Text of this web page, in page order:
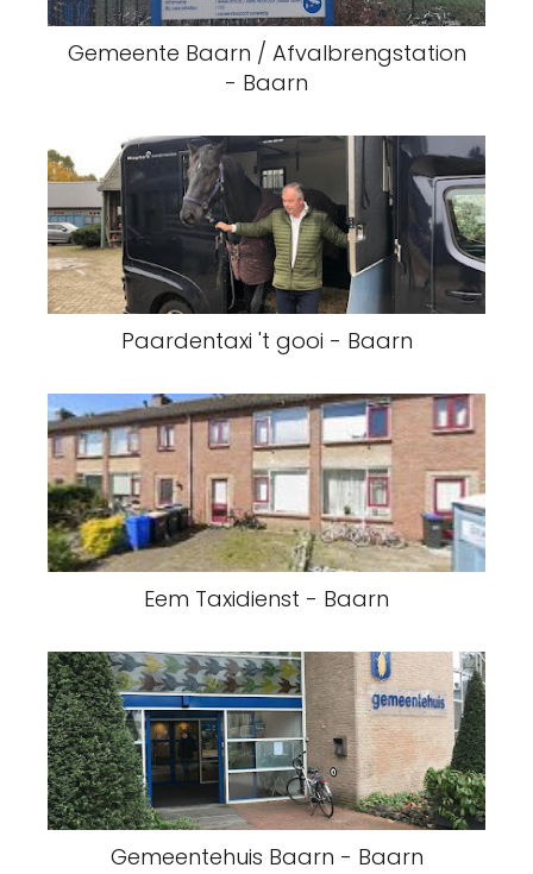
Gemeente Baarn / Afvalbrengstation
- Baarn
Paardentaxi 't gooi - Baarn
Eem Taxidienst - Baarn
Gemeentehuis Baarn - Baarn